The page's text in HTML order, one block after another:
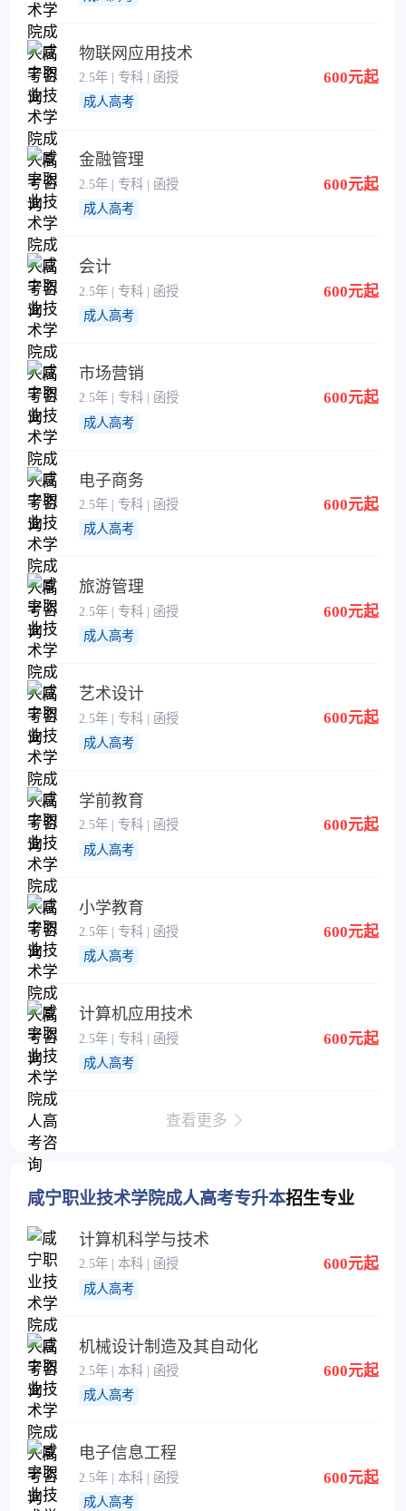
物联网应用技术
2.5年 | 专科 | 函授
成人高考
600元起
金融管理
2.5年 | 专科 | 函授
成人高考
600元起
会计
2.5年 | 专科 | 函授
成人高考
600元起
市场营销
2.5年 | 专科 | 函授
成人高考
600元起
电子商务
2.5年 | 专科 | 函授
成人高考
600元起
旅游管理
2.5年 | 专科 | 函授
成人高考
600元起
艺术设计
2.5年 | 专科 | 函授
成人高考
600元起
学前教育
2.5年 | 专科 | 函授
成人高考
600元起
小学教育
2.5年 | 专科 | 函授
成人高考
600元起
计算机应用技术
2.5年 | 专科 | 函授
成人高考
600元起
查看更多
咸宁职业技术学院成人高考专升本招生专业
计算机科学与技术
2.5年 | 本科 | 函授
成人高考
600元起
机械设计制造及其自动化
2.5年 | 本科 | 函授
成人高考
600元起
电子信息工程
2.5年 | 本科 | 函授
成人高考
600元起